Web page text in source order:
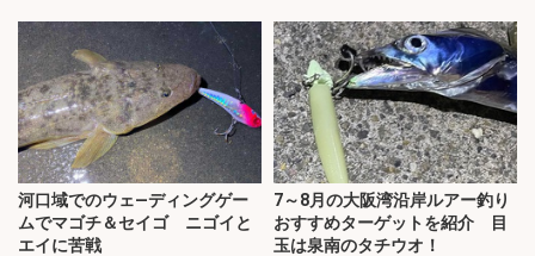
河口域でのウェ―ディングゲー
ムでマゴチ＆セイゴ ニゴイと
エイに苦戦
7～8月の大阪湾沿岸ルアー釣り
おすすめターゲットを紹介 目
玉は泉南のタチウオ！